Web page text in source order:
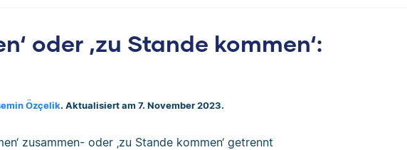
oder ‚zu Stande kommen‘:
Özçelik. Aktualisiert am 7. November 2023.
zusammen- oder ‚zu Stande kommen‘ getrennt